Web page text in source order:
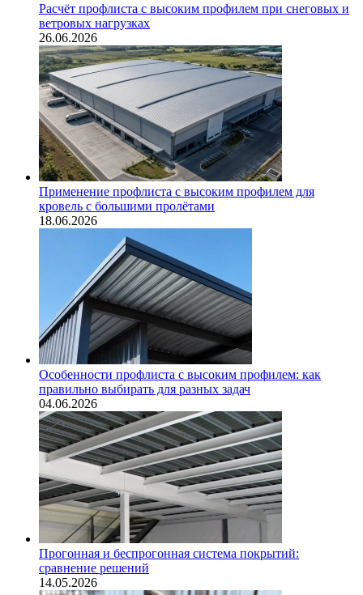
Расчёт профлиста с высоким профилем при снеговых и
ветровых нагрузках
26.06.2026
Применение профлиста с высоким профилем для
кровель с большими пролётами
18.06.2026
Особенности профлиста с высоким профилем: как
правильно выбирать для разных задач
04.06.2026
Прогонная и беспрогонная система покрытий:
сравнение решений
14.05.2026